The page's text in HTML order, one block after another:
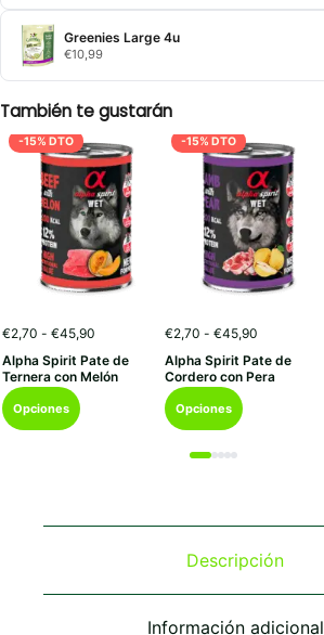
Greenies Large 4u
€10,99
También te gustarán
-15% DTO
€2,70 - €45,90
precios:
desde
Alpha Spirit Pate de
Ternera con Melón
Opciones
Este
producto
opciones
elegir
-15% DTO
€2,70 - €45,90Rango
precios:
desde
Alpha Spirit Pate de
Cordero con Pera
Opciones
Este
producto
múltiples
opciones
pueden
elegir
Descripción
Información adicional